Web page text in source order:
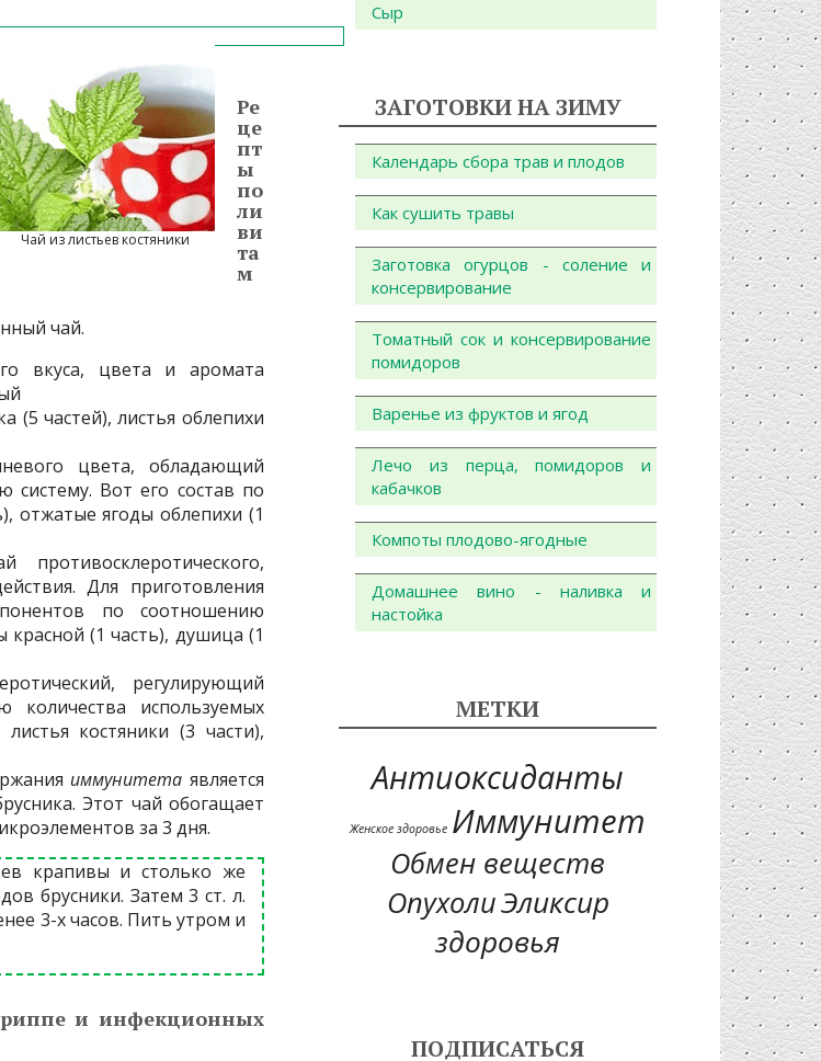
Чай из листьев костяники
Ре
це
пт
ы
по
ли
ви
та
м
чай.
вкуса, цвета и аромата
(5 частей), листья облепихи
цвета, обладающий
систему. Вот его состав по
отжатые ягоды облепихи (1
Для приготовления
по соотношению
красной (1 часть), душица (1
регулирующий
используемых
костяники (3 части),
иммунитета является
Этот чай обогащает
за 3 дня.
крапивы и столько же
брусники. Затем 3 ст. л.
3-х часов. Пить утром и
и инфекционных
Сыр
ЗАГОТОВКИ НА ЗИМУ
Календарь сбора трав и плодов
Как сушить травы
Заготовка огурцов - соление и
консервирование
Томатный сок и консервирование
помидоров
Варенье из фруктов и ягод
Лечо из перца, помидоров и
кабачков
Компоты плодово-ягодные
Домашнее вино - наливка и
настойка
МЕТКИ
Антиоксиданты
Женское здоровье Иммунитет
Обмен веществ
ОпухолиЭликсир
здоровья
ПОДПИСАТЬСЯ